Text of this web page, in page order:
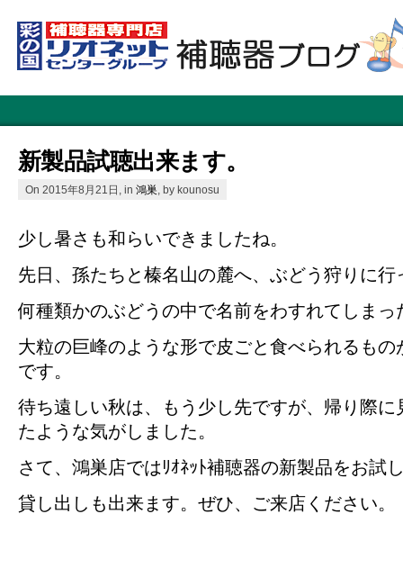
新製品試聴出来ます。
On 2015年8月21日, in 鴻巣 , by kounosu
少し暑さも和らいできましたね。
先日、孫たちと榛名山の麓へ、ぶどう狩りに行
何種類かのぶどうの中で名前をわすれてしまっ
大粒の巨峰のような形で皮ごと食べられるも
です。
待ち遠しい秋は、もう少し先ですが、帰り際
たような気がしました。
さて、鴻巣店ではﾘｵﾈｯﾄ補聴器の新製品をお試
貸し出しも出来ます。ぜひ、ご来店ください。